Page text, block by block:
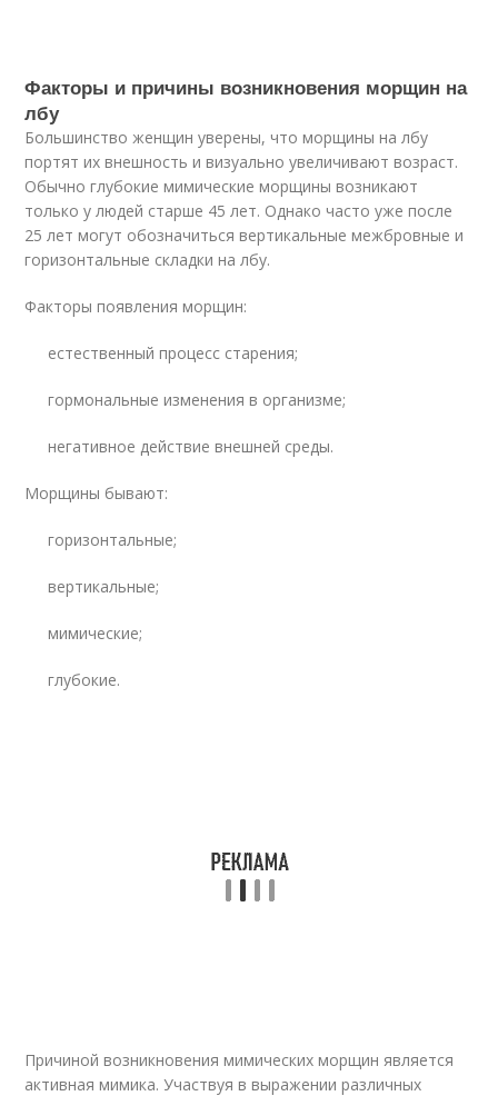
Факторы и причины возникновения морщин на
лбу
Большинство женщин уверены, что морщины на лбу
портят их внешность и визуально увеличивают возраст.
Обычно глубокие мимические морщины возникают
только у людей старше 45 лет. Однако часто уже после
25 лет могут обозначиться вертикальные межбровные и
горизонтальные складки на лбу.
Факторы появления морщин:
естественный процесс старения;
гормональные изменения в организме;
негативное действие внешней среды.
Морщины бывают:
горизонтальные;
вертикальные;
мимические;
глубокие.
Причиной возникновения мимических морщин является
активная мимика. Участвуя в выражении различных